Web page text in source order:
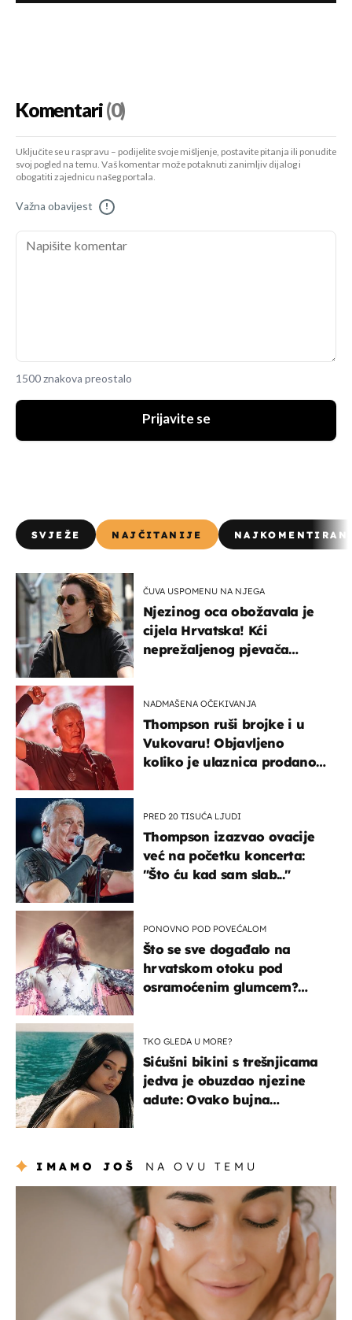
Komentari(0)
Uključite se u raspravu – podijelite svoje mišljenje, postavite pitanja ili ponudite
svoj pogled na temu. Vaš komentar može potaknuti zanimljiv dijalog i
obogatiti zajednicu našeg portala.
Važna obavijest !
1500 znakova preostalo
Prijavite se
SVJEŽE NAJČITANIJE
ČUVA USPOMENU NA NJEGA
Njezinog oca obožavala je
cijela Hrvatska! Kći
neprežaljenog pjevača
NADMAŠENA OČEKIVANJA
Thompson ruši brojke i u
Vukovaru! Objavljeno
koliko je ulaznica prodano
PRED 20 TISUĆA LJUDI
Thompson izazvao ovacije
već na početku koncerta:
"Što ću kad sam slab..."
PONOVNO POD POVEĆALOM
Što se sve događalo na
hrvatskom otoku pod
osramoćenim glumcem?
TKO GLEDA U MORE?
Sićušni bikini s trešnjicama
jedva je obuzdao njezine
adute: Ovako bujna
IMAMO JOŠ NA OVU TEMU
moda & ljepota